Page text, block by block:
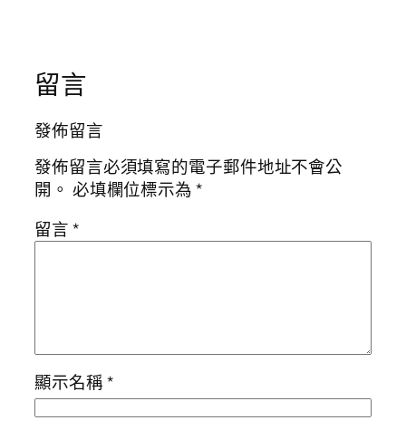
留言
發佈留言
發佈留言必須填寫的電子郵件地址不會公
開。 必填欄位標示為*
留言*
顯示名稱*